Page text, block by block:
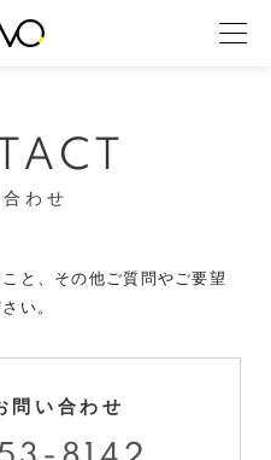
わせ
と、その他ご質問やご要望
い。
問い合わせ